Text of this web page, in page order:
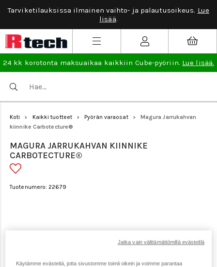
Tarviketilauksissa ilmainen vaihto- ja palautusoikeus. Lue
lisää.
24 kk korotonta maksuaikaa kaikkiin Cube-pyöriin. Lue lisää.
Koti > Kaikki tuotteet > Pyörän varaosat >
Magura Jarrukahvan
kiinnike Carbotecture®
MAGURA JARRUKAHVAN KIINNIKE
CARBOTECTURE®
Tuotenumero: 22679
Käytämme evästeitä, jotta sivustomme toimii oikein ja voimme parantaa
Jatka vain välttämättömillä evästeillä